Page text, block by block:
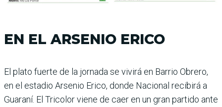
EN EL ARSENIO ERICO
El plato fuerte de la jornada se vivirá en Barrio Obrero,
en el estadio Arsenio Erico, donde Nacional recibirá a
Guaraní. El Tricolor viene de caer en un gran partido ante